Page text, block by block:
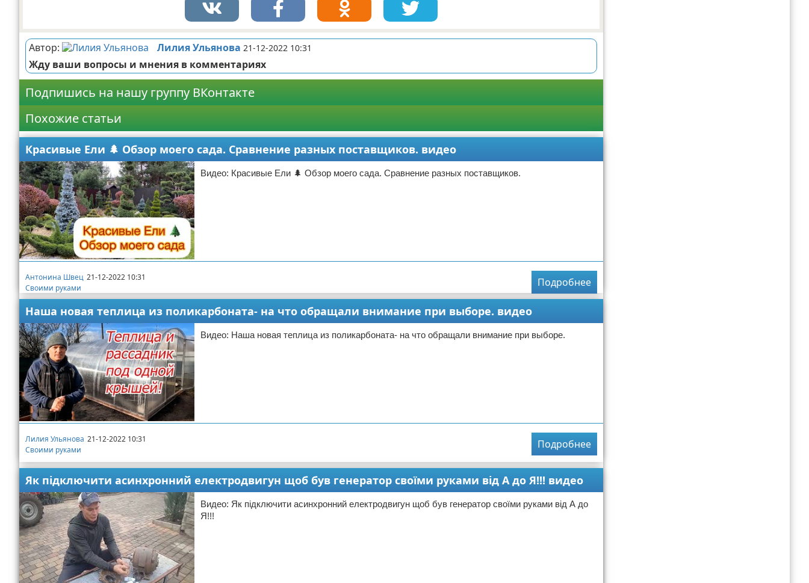
Автор: Лилия Ульянова 21-12-2022 10:31
Жду ваши вопросы и мнения в комментариях
Подпишись на нашу группу ВКонтакте
Похожие статьи
Красивые Ели 🌲 Обзор моего сада. Сравнение разных поставщиков. видео
Видео: Красивые Ели 🌲 Обзор моего сада. Сравнение разных поставщиков.
Антонина Швец 21-12-2022 10:31
Своими руками
Подробнее
Наша новая теплица из поликарбоната- на что обращали внимание при выборе. видео
Видео: Наша новая теплица из поликарбоната- на что обращали внимание при выборе.
Лилия Ульянова 21-12-2022 10:31
Своими руками
Подробнее
Як підключити асинхронний електродвигун щоб був генератор своїми руками від А до Я!!! видео
Видео: Як підключити асинхронний електродвигун щоб був генератор своїми руками від А до
Я!!!